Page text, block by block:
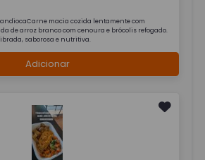
macia cozida lentamente com
de arroz branco com cenoura e brócolis refogado.
saborosa e nutritiva.
Adicionar